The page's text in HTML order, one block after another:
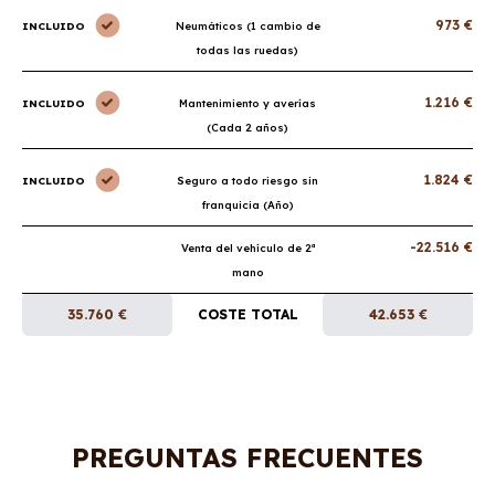
INCLUIDO
Neumáticos (1 cambio de
todas las ruedas)
973 €
INCLUIDO
Mantenimiento y averías
(Cada 2 años)
1.216 €
INCLUIDO
Seguro a todo riesgo sin
franquicia (Año)
1.824 €
Venta del vehículo de 2ª
mano
-22.516 €
35.760 € COSTE TOTAL 42.653 €
PREGUNTAS FRECUENTES